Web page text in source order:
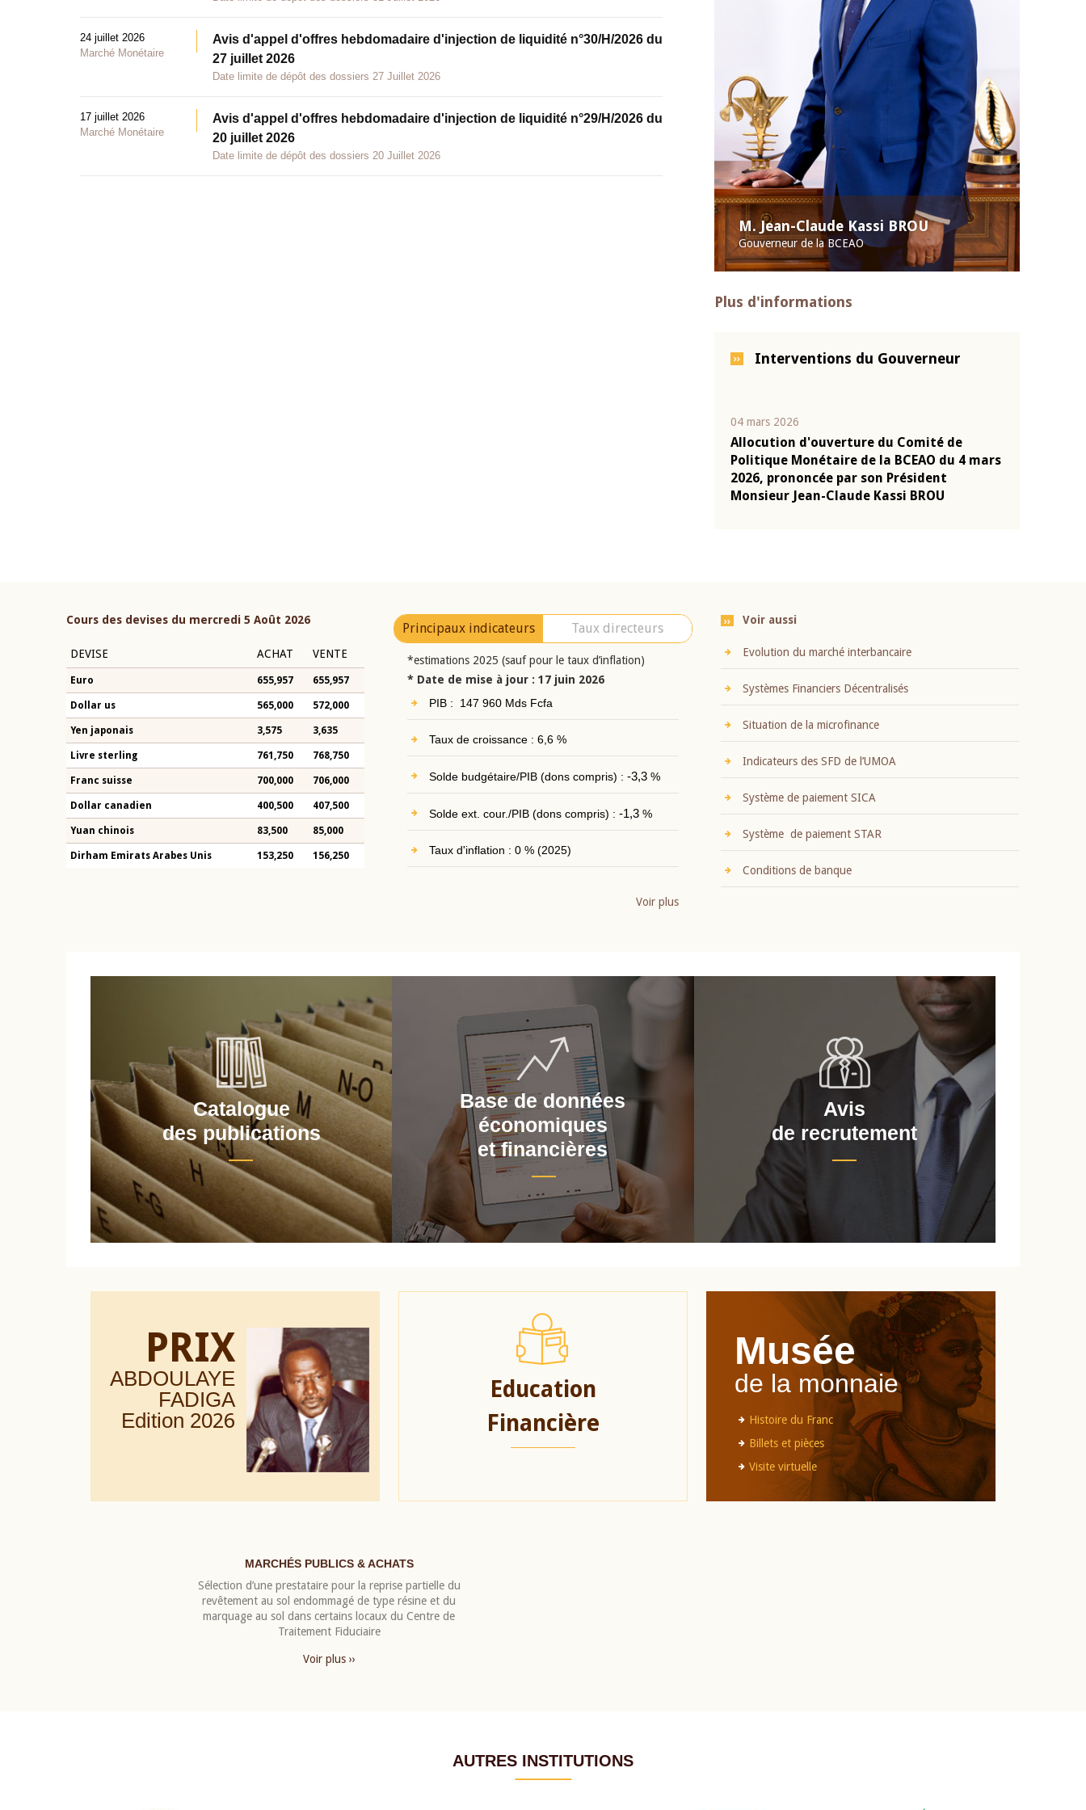
M. Jean-Claude Kassi BROU
Gouverneur de la BCEAO
Plus d'informations
Interventions du Gouverneur
04 mars 2026
Allocution d'ouverture du Comité de
Politique Monétaire de la BCEAO du 4 mars
2026, prononcée par son Président
Monsieur Jean-Claude Kassi BROU
24 juillet 2026
Marché Monétaire
Avis d'appel d'offres hebdomadaire d'injection de liquidité n°30/H/2026 du
27 juillet 2026
Date limite de dépôt des dossiers 27 Juillet 2026
17 juillet 2026
Marché Monétaire
Avis d'appel d'offres hebdomadaire d'injection de liquidité n°29/H/2026 du
20 juillet 2026
Date limite de dépôt des dossiers 20 Juillet 2026
Cours des devises du mercredi 5 Août 2026
DEVISE ACHAT VENTE
Euro 655,957 655,957
Dollar us 565,000 572,000
Yen japonais 3,575 3,635
Livre sterling 761,750 768,750
Franc suisse 700,000 706,000
Dollar canadien 400,500 407,500
Yuan chinois 83,500 85,000
Dirham Emirats Arabes Unis 153,250 156,250
Principaux indicateurs Taux directeurs
*estimations 2025 (sauf pour le taux d’inflation)
* Date de mise à jour : 17 juin 2026
PIB : 147 960 Mds Fcfa
Taux de croissance : 6,6 %
Solde budgétaire/PIB (dons compris) : -3,3%
Solde ext. cour./PIB (dons compris) : -1,3%
Taux d'inflation : 0 % (2025)
Voir plus
Voir aussi
Evolution du marché interbancaire
Systèmes Financiers Décentralisés
Situation de la microfinance
Indicateurs des SFD de l’UMOA
Système de paiement SICA
Système de paiement STAR
Conditions de banque
Catalogue
des publications
Base de données
économiques
et financières
Avis
de recrutement
PRIX
ABDOULAYE
FADIGA
Edition 2026
Education
Financière
Musée
de la monnaie
Histoire du Franc
Billets et pièces
Visite virtuelle
MARCHÉS PUBLICS & ACHATS
Sélection d’une prestataire pour la reprise partielle du
revêtement au sol endommagé de type résine et du
marquage au sol dans certains locaux du Centre de
Traitement Fiduciaire
Voir plus ››
AUTRES INSTITUTIONS